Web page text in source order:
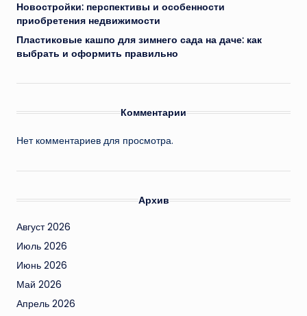
Новостройки: перспективы и особенности
приобретения недвижимости
Пластиковые кашпо для зимнего сада на даче: как
выбрать и оформить правильно
Комментарии
Нет комментариев для просмотра.
Архив
Август 2026
Июль 2026
Июнь 2026
Май 2026
Апрель 2026